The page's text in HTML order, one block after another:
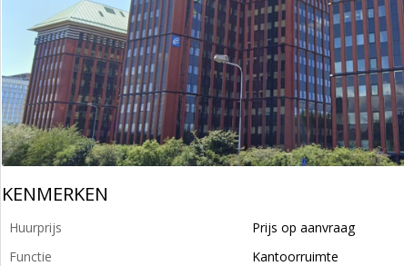
Registreren
Login
KENMERKEN
Huurprijs
Prijs op aanvraag
Functie
Kantoorruimte